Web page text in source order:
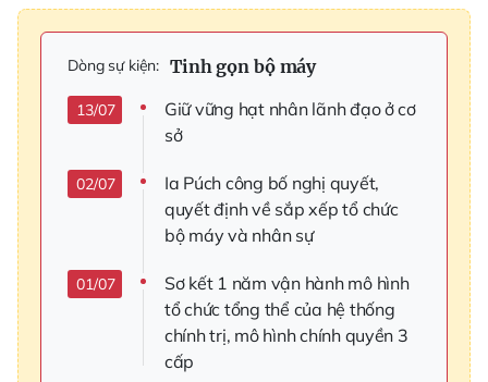
Dòng sự kiện: Tinh gọn bộ máy
13/07
Giữ vững hạt nhân lãnh đạo ở cơ
sở
02/07
Ia Púch công bố nghị quyết,
quyết định về sắp xếp tổ chức
bộ máy và nhân sự
01/07
Sơ kết 1 năm vận hành mô hình
tổ chức tổng thể của hệ thống
chính trị, mô hình chính quyền 3
cấp